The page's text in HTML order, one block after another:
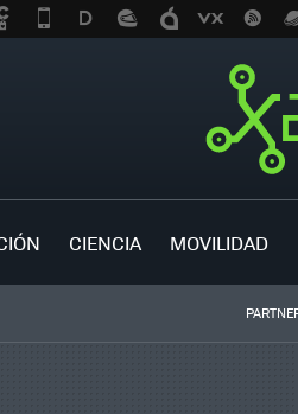
CIENCIA MOVILIDAD